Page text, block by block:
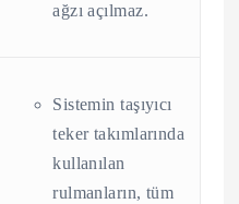
ağzı açılmaz.
Sistemin taşıyıcı
teker takımlarında
kullanılan
rulmanların, tüm